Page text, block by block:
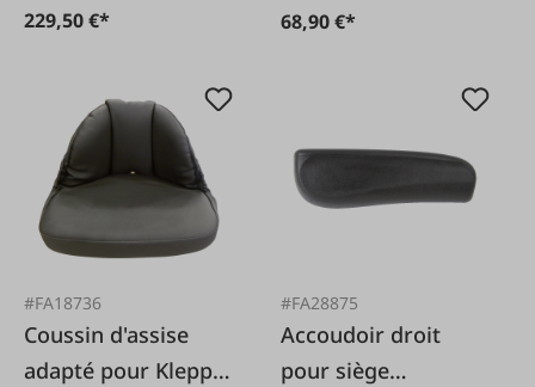
229,50 €* 68,90 €*
#FA18736
Coussin d'assise
adapté pour Klepp
#FA28875
Accoudoir droit
pour siège